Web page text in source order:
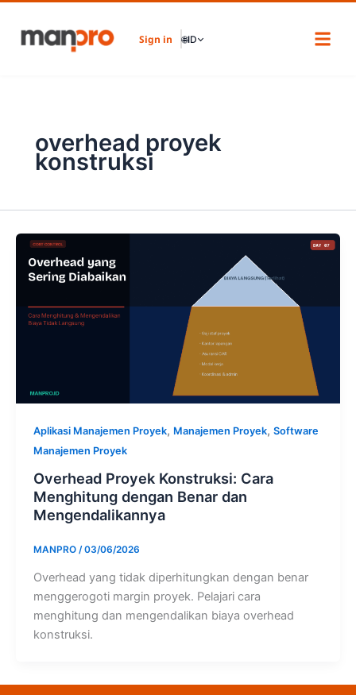
content
Sign in 🌐ID
overhead proyek
konstruksi
Aplikasi Manajemen Proyek, Manajemen Proyek, Software
Manajemen Proyek
Overhead Proyek Konstruksi: Cara
Menghitung dengan Benar dan
Mengendalikannya
MANPRO /03/06/2026
Overhead yang tidak diperhitungkan dengan benar
menggerogoti margin proyek. Pelajari cara
menghitung dan mengendalikan biaya overhead
konstruksi.